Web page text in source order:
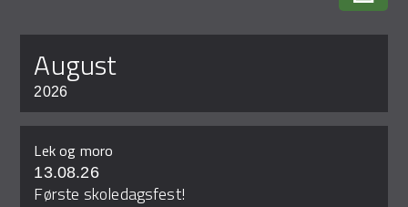
august
2026
Lek og moro
13.08.26
Første skoledagsfest!